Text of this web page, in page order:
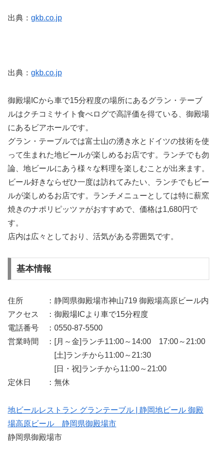
出典： gkb.co.jp
出典： gkb.co.jp
御殿場ICから車で15分程度の場所にあるグラン・テーブ
ルはクチコミサイト食べログで高評価を得ている、御殿場
にあるビアホールです。
グラン・テーブルでは富士山の湧き水とドイツの技術を使
って生まれた地ビールが楽しめるお店です。ランチでも勿
論、地ビールにあう様々な料理を楽しむことが出来ます。
ビール好きならぜひ一度は訪れてみたい、ランチでもビー
ルが楽しめるお店です。ランチメニューとしては特に薪窯
焼きのナポリピッツァがおすすめで、価格は1,680円で
す。
店内は広々としており、活気がある雰囲気です。
基本情報
住所 ：静岡県御殿場市神山719 御殿場高原ビール内
アクセス ：御殿場ICより車で15分程度
電話番号 ：0550-87-5500
営業時間 ：[月～金]ランチ11:00～14:00 17:00～21:00
[土]ランチから11:00～21:30
[日・祝]ランチから11:00～21:00
定休日 ：無休
地ビールレストラン グランテーブル | 静岡地ビール 御殿
場高原ビール 静岡県御殿場市
静岡県御殿場市